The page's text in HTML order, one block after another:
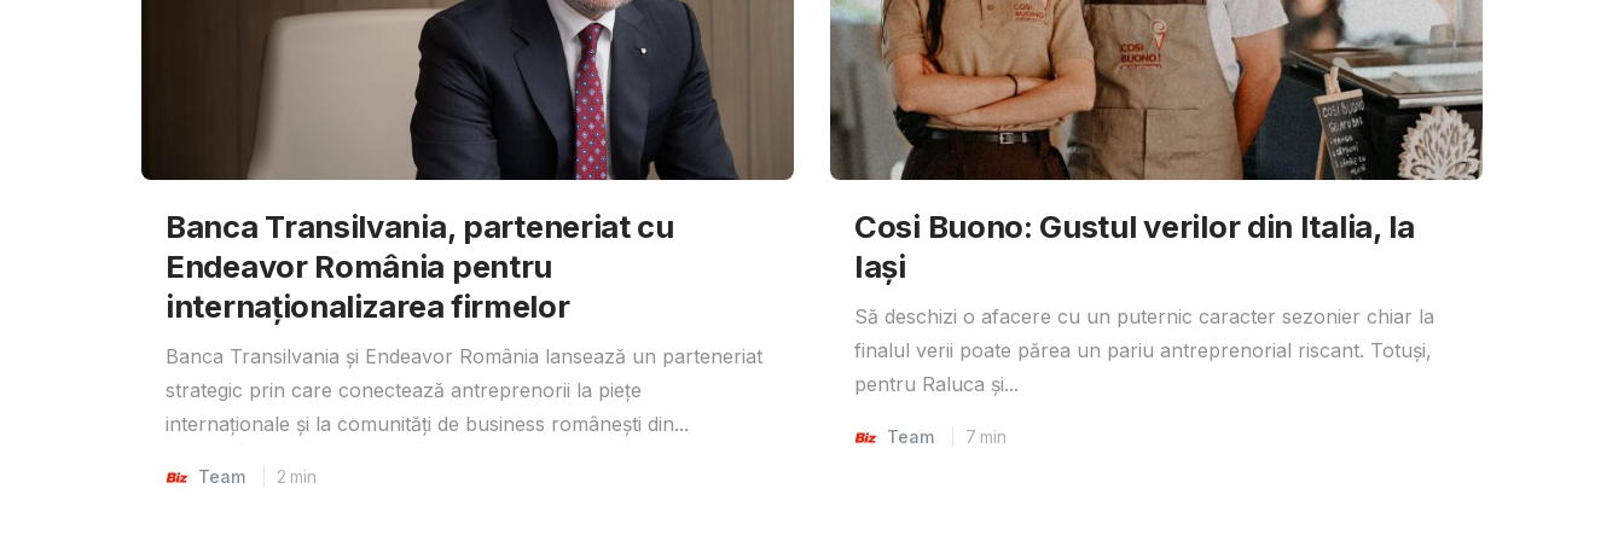
Banca Transilvania, parteneriat cu
Endeavor România pentru
internaționalizarea firmelor
Banca Transilvania și Endeavor România lansează un parteneriat
strategic prin care conectează antreprenorii la piețe
internaționale și la comunități de business românești din...
Team 2 min
Cosi Buono: Gustul verilor din Italia, la
Iași
Să deschizi o afacere cu un puternic caracter sezonier chiar la
finalul verii poate părea un pariu antreprenorial riscant. Totuși,
pentru Raluca și...
Team 7 min